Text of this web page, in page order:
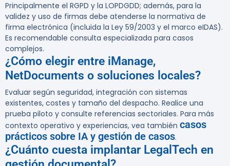
Principalmente el RGPD y la LOPDGDD; además, para la
validez y uso de firmas debe atenderse la normativa de
firma electrónica (incluida la Ley 59/2003 y el marco eIDAS).
Es recomendable consulta especializada para casos
complejos.
¿Cómo elegir entre iManage,
NetDocuments o soluciones locales?
Evaluar según seguridad, integración con sistemas
existentes, costes y tamaño del despacho. Realice una
prueba piloto y consulte referencias sectoriales. Para más
contexto operativo y experiencias, vea también casos
prácticos sobre IA y gestión de casos.
¿Cuánto cuesta implantar LegalTech en